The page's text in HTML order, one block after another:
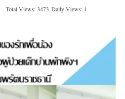
Total Views: 3473 Daily Views: 1